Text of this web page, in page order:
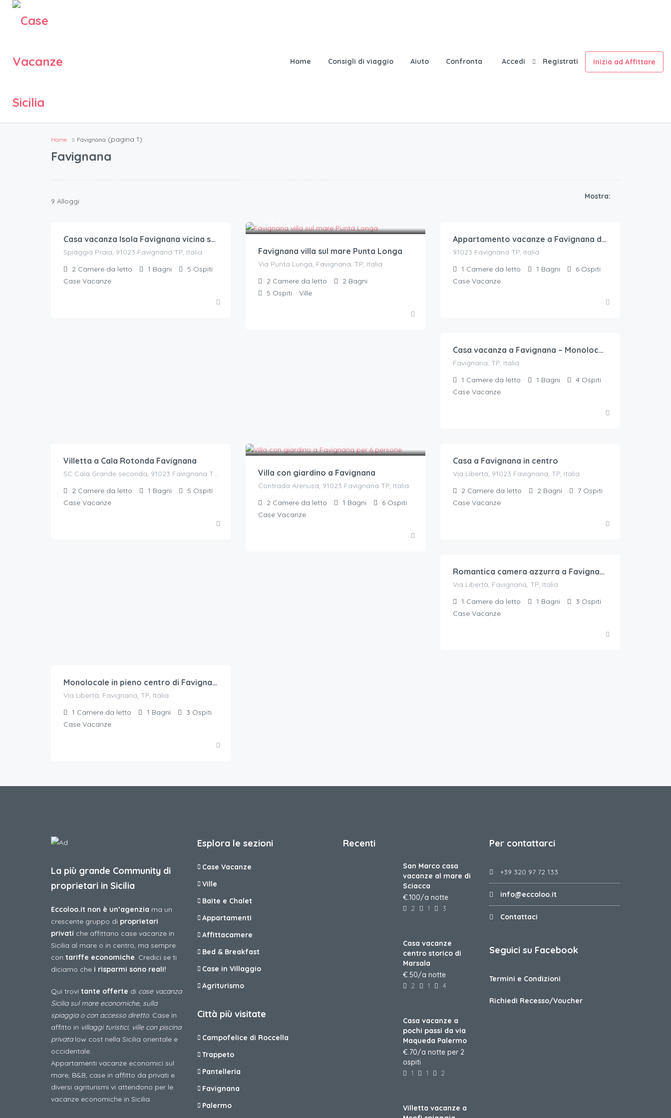
Home Consigli di viaggio Aiuto Confronta Accedi Registrati Inizia ad Affittare
Home Favignana (pagina 1)
Favignana
9 Alloggi
Mostra:
€.70
Casa vacanza Isola Favignana vicina spiaggia Praia
Spiaggia Praia, 91023 Favignana TP, Italia
2 Camere da letto 1 Bagni 5 Ospiti
Case Vacanze
Favignana villa sul mare Punta Longa
Via Punta Lunga, Favignana, TP, Italia
2 Camere da letto 2 Bagni
5 Ospiti Ville
Appartamento vacanze a Favignana da privati – App. piccolo
91023 Favignana TP, Italia
1 Camere da letto 1 Bagni 6 Ospiti
Case Vacanze
Casa vacanza a Favignana – Monolocale Zagara
Favignana, TP, Italia
1 Camere da letto 1 Bagni 4 Ospiti
Case Vacanze
Villetta a Cala Rotonda Favignana
SC Cala Grande seconda, 91023 Favignana TP, Italia
2 Camere da letto 1 Bagni 5 Ospiti
Case Vacanze
Villa con giardino a Favignana
Contrada Arenusa, 91023 Favignana TP, Italia
2 Camere da letto 1 Bagni 6 Ospiti
Case Vacanze
Casa a Favignana in centro
Via Libertà, 91023 Favignana, TP, Italia
2 Camere da letto 2 Bagni 7 Ospiti
Case Vacanze
Romantica camera azzurra a Favignana
Via Libertà, Favignana, TP, Italia
1 Camere da letto 1 Bagni 3 Ospiti
Case Vacanze
Monolocale in pieno centro di Favignana
Via Libertà, Favignana, TP, Italia
1 Camere da letto 1 Bagni 3 Ospiti
Case Vacanze
La più grande Community di
proprietari in Sicilia
Eccoloo.it non è un’agenzia ma un
crescente gruppo di proprietari
privati che affittano case vacanze in
Sicilia al mare o in centro, ma sempre
con tariffe economiche. Credici se ti
diciamo che i risparmi sono reali!
Qui trovi tante offerte di case vacanza
Sicilia sul mare economiche, sulla
spiaggia o con accesso diretto. Case in
affitto in villaggi turistici, ville con piscina
privatalow cost nella Sicilia orientale e
occidentale.
Appartamenti vacanze economici sul
mare, B&B, case in affitto da privati e
diversi agriturismi vi attendono per le
vacanze economiche in Sicilia.
Esplora le sezioni
Case Vacanze
Ville
Baite e Chalet
Appartamenti
Affittacamere
Bed & Breakfast
Case in Villaggio
Agriturismo
Città più visitate
Campofelice di Roccella
Trappeto
Pantelleria
Favignana
Palermo
Recenti
San Marco casa
vacanze al mare di
Sciacca
€.100/a notte
2 1 3
Casa vacanze
centro storico di
Marsala
€.50/a notte
2 1 4
Casa vacanze a
pochi passi da via
Maqueda Palermo
€.70/a notte per 2
ospiti
1 1 2
Villetta vacanze a
Per contattarci
+39 320 97 72 133
info@eccoloo.it
Contattaci
Seguici su Facebook
Termini e Condizioni
Richiedi Recesso/Voucher